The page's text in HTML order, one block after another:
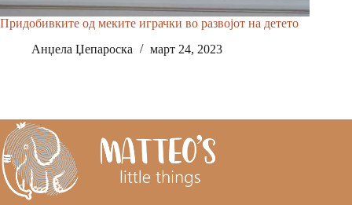
Придобивките од меките играчки во развојот на детето
Анџела Џепароска
март 24, 2023